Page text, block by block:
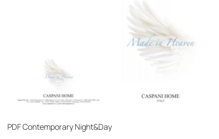
PDFContemporary Night&Day